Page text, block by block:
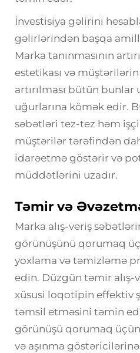
İnvestisiya gəlirini
gəlirlərindən başqa
Marka tanınmasının
estetikası və müştərilərin
artırılması bütün
uğurlarına kömək edir.
səbətləri tez-tez həm
müştərilər tərəfindən
idarəetmə göstərir və
müddətlərini uzadır.
Təmir və
Marka alış-veriş
görünüşünü qorumaq
yoxlama və təmizləmə
edin. Düzgün təmir alış-
xüsusi loqotipin effektiv
təmsil etməsini təmin
görünüşü qorumaq
və aşınma